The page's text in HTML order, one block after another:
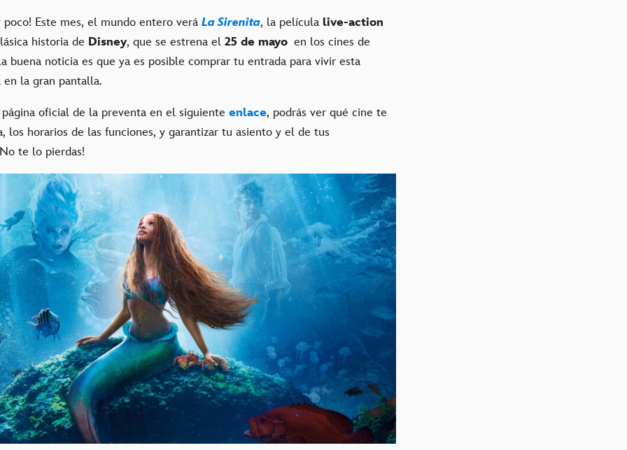
poco! Este mes, el mundo entero verá La Sirenita, la película live-action
historia de Disney, que se estrena el 25 de mayo en los cines de
buena noticia es que ya es posible comprar tu entrada para vivir esta
en la gran pantalla.
oficial de la preventa en el siguiente enlace, podrás ver qué cine te
los horarios de las funciones, y garantizar tu asiento y el de tus
te lo pierdas!